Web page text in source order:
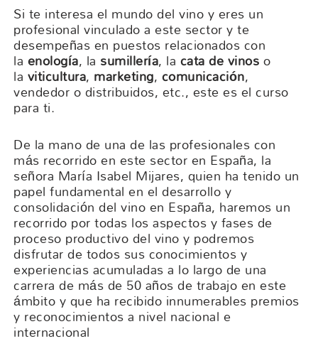
Si te interesa el mundo del vino y eres un
profesional vinculado a este sector y te
desempeñas en puestos relacionados con
la enología, la sumillería, la cata de vinoso
la viticultura, marketing, comunicación,
vendedor o distribuidos, etc., este es el curso
para ti.
De la mano de una de las profesionales con
más recorrido en este sector en España, la
señora María Isabel Mijares, quien ha tenido un
papel fundamental en el desarrollo y
consolidación del vino en España, haremos un
recorrido por todas los aspectos y fases de
proceso productivo del vino y podremos
disfrutar de todos sus conocimientos y
experiencias acumuladas a lo largo de una
carrera de más de 50 años de trabajo en este
ámbito y que ha recibido innumerables premios
y reconocimientos a nivel nacional e
internacional